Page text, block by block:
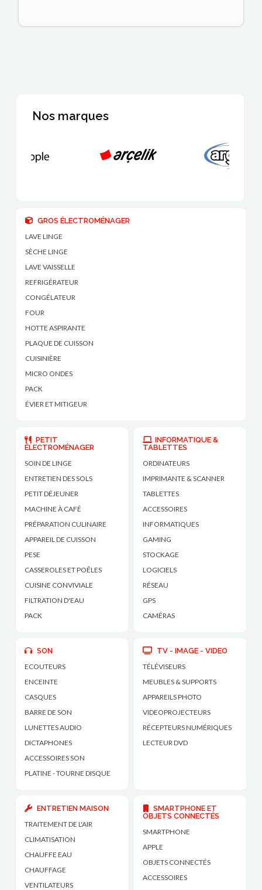
Nos marques
GROS ÉLECTROMÉNAGER
LAVE LINGE
SÈCHE LINGE
LAVE VAISSELLE
REFRIGÉRATEUR
CONGÉLATEUR
FOUR
HOTTE ASPIRANTE
PLAQUE DE CUISSON
CUISINIÈRE
MICRO ONDES
PACK
ÉVIER ET MITIGEUR
PETIT
ÉLECTROMÉNAGER
SOIN DE LINGE
ENTRETIEN DES SOLS
PETIT DÉJEUNER
MACHINE À CAFÉ
PRÉPARATION CULINAIRE
APPAREIL DE CUISSON
PESE
CASSEROLES ET POÊLES
CUISINE CONVIVIALE
FILTRATION D'EAU
PACK
INFORMATIQUE &
TABLETTES
ORDINATEURS
IMPRIMANTE & SCANNER
TABLETTES
ACCESSOIRES
INFORMATIQUES
GAMING
STOCKAGE
LOGICIELS
RÉSEAU
GPS
CAMÉRAS
SON
ECOUTEURS
ENCEINTE
CASQUES
BARRE DE SON
LUNETTES AUDIO
DICTAPHONES
ACCESSOIRES SON
PLATINE - TOURNE DISQUE
TV - IMAGE - VIDEO
TÉLÉVISEURS
MEUBLES & SUPPORTS
APPAREILS PHOTO
VIDEOPROJECTEURS
RÉCEPTEURS NUMÉRIQUES
LECTEUR DVD
ENTRETIEN MAISON
TRAITEMENT DE L'AIR
CLIMATISATION
CHAUFFE EAU
CHAUFFAGE
VENTILATEURS
SMARTPHONE ET
OBJETS CONNECTÉS
SMARTPHONE
APPLE
OBJETS CONNECTÉS
ACCESSOIRES